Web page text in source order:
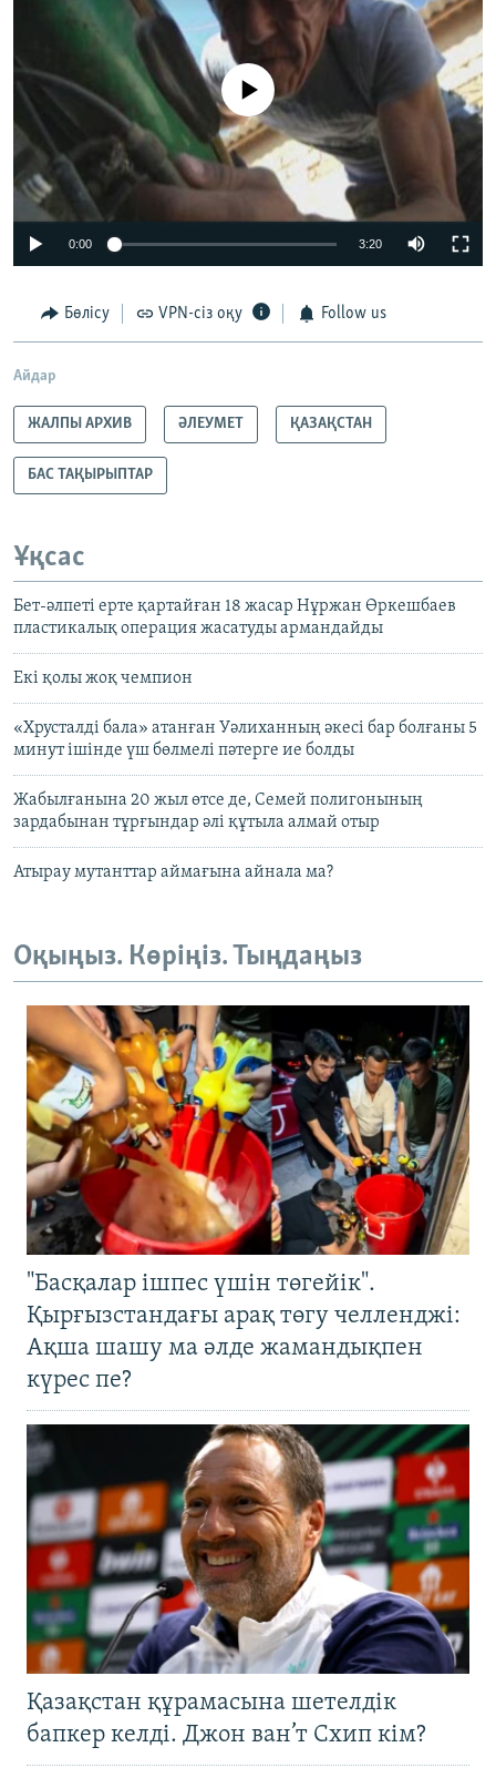
No media source currently available
0:00 3:20
Бөлісу VPN-сіз оқу Follow us
Айдар
ЖАЛПЫ АРХИВ ӘЛЕУМЕТ ҚАЗАҚСТАН
БАС ТАҚЫРЫПТАР
Ұқсас
Бет-әлпеті ерте қартайған 18 жасар Нұржан Өркешбаев
пластикалық операция жасатуды армандайды
Екі қолы жоқ чемпион
«Хрусталді бала» атанған Уәлиханның әкесі бар болғаны 5
минут ішінде үш бөлмелі пәтерге ие болды
Жабылғанына 20 жыл өтсе де, Семей полигонының
зардабынан тұрғындар әлі құтыла алмай отыр
Атырау мутанттар аймағына айнала ма?
Оқыңыз. Көріңіз. Тыңдаңыз
"Басқалар ішпес үшін төгейік".
Қырғызстандағы арақ төгу челленджі:
Ақша шашу ма әлде жамандықпен
күрес пе?
Қазақстан құрамасына шетелдік
бапкер келді. Джон ван’т Схип кім?